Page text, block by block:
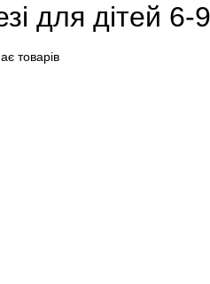
для дітей 6-9
товарів